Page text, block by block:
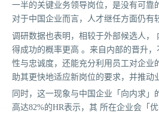
一半的关键业务领导岗位，是没有可靠
对于中国企业而言，人才继任方面仍有
调研数据也表明，相较于外部候选人，
得成功的概率更高 。来自内部的晋升
性与忠诚度，还能充分利用员工对企业
助其更快地适应新岗位的要求，并推动
同时，这一现象与中国企业「向内求」
高达82%的HR表示，其 所在企业会「